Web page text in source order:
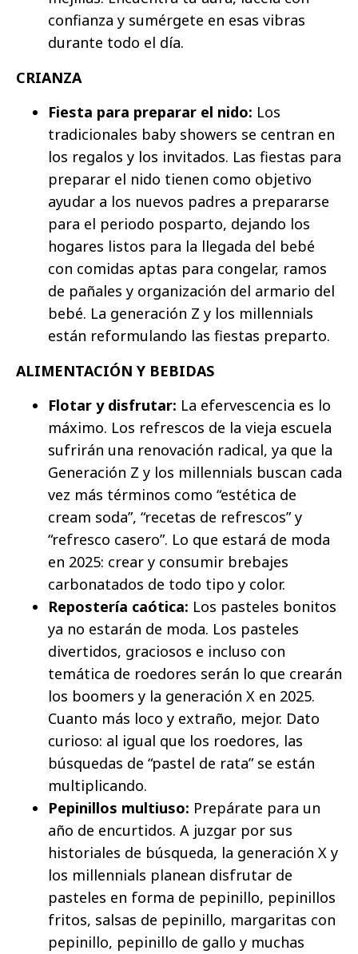
confianza y sumérgete en esas vibras
durante todo el día.
CRIANZA
Fiesta para preparar el nido: Los
tradicionales baby showers se centran en
los regalos y los invitados. Las fiestas para
preparar el nido tienen como objetivo
ayudar a los nuevos padres a prepararse
para el periodo posparto, dejando los
hogares listos para la llegada del bebé
con comidas aptas para congelar, ramos
de pañales y organización del armario del
bebé. La generación Z y los millennials
están reformulando las fiestas preparto.
ALIMENTACIÓN Y BEBIDAS
Flotar y disfrutar: La efervescencia es lo
máximo. Los refrescos de la vieja escuela
sufrirán una renovación radical, ya que la
Generación Z y los millennials buscan cada
vez más términos como “estética de
cream soda”, “recetas de refrescos” y
“refresco casero”. Lo que estará de moda
en 2025: crear y consumir brebajes
carbonatados de todo tipo y color.
Repostería caótica: Los pasteles bonitos
ya no estarán de moda. Los pasteles
divertidos, graciosos e incluso con
temática de roedores serán lo que crearán
los boomers y la generación X en 2025.
Cuanto más loco y extraño, mejor. Dato
curioso: al igual que los roedores, las
búsquedas de “pastel de rata” se están
multiplicando.
Pepinillos multiuso: Prepárate para un
año de encurtidos. A juzgar por sus
historiales de búsqueda, la generación X y
los millennials planean disfrutar de
pasteles en forma de pepinillo, pepinillos
fritos, salsas de pepinillo, margaritas con
pepinillo, pepinillo de gallo y muchas